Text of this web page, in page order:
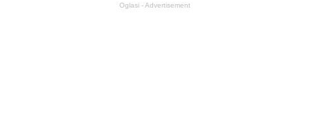
Oglasi - Advertisement